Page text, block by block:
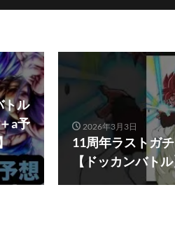
トル
a予
2026年3月3日
11周年ラストガ
【ドッカンバト